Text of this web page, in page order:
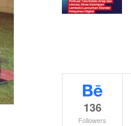
136
Followers